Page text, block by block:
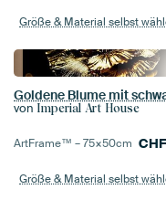
Größe & Material selbst
von Imperial Art House
ArtFrame™ –75×50cm CHF
Größe & Material selbst